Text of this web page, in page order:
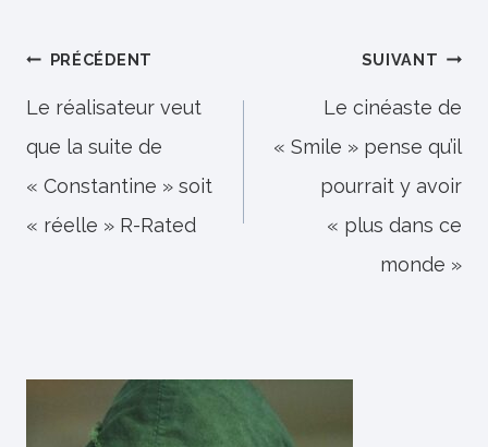
Navigation
de
l’article
PRÉCÉDENT
Le réalisateur veut
que la suite de
« Constantine » soit
« réelle » R-Rated
SUIVANT
Le cinéaste de
« Smile » pense qu’il
pourrait y avoir
« plus dans ce
monde »